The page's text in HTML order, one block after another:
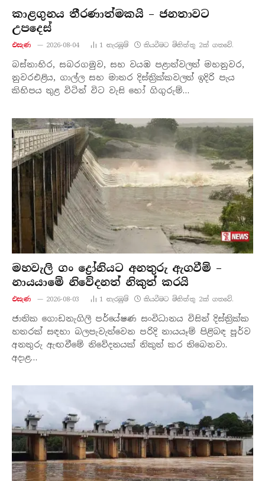
කාළගුනය තීරණාත්මකයි – ජනතාවට
උපදෙස්
එසැණ 2026-08-04 1 නැරඹු​ම් කියවීමට මිනිත්තු 2ක් ගතවේ.
බස්නාහිර, සබරගමුව, සහ වයඹ පළාත්වලත් මහනුවර,
නුවරඑළිය, ගාල්ල සහ මාතර දිස්ත්‍රික්කවලත් ඉදිරි පැය
කිහිපය තුළ විටින් විට වැසි හෝ ගිගුරුම්…
මහවැලි ගං ද්‍රෝනියට අනතුරු ඇගවීම් –
නායයාමේ නිවේදනත් නිකුත් කරයි
එසැණ 2026-08-03 1 නැරඹු​ම් කියවීමට මිනිත්තු 2ක් ගතවේ.
ජාතික ගොඩනැගිලි පර්යේෂණ සංවිධානය විසින් දිස්ත්‍රික්ක
හතරක් සඳහා බලපැවැත්වෙන පරිදි නායයෑම් පිළිබඳ පූර්ව
අනතුරු ඇඟවීමේ නිවේදනයක් නිකුත් කර තිබෙනවා.
අදාළ…